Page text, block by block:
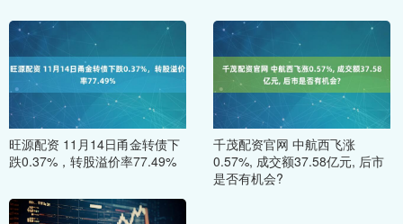
旺源配资 11月14日甬金转债下
跌0.37%，转股溢价率77.49%
千茂配资官网 中航西飞涨
0.57%, 成交额37.58亿元, 后市
是否有机会?